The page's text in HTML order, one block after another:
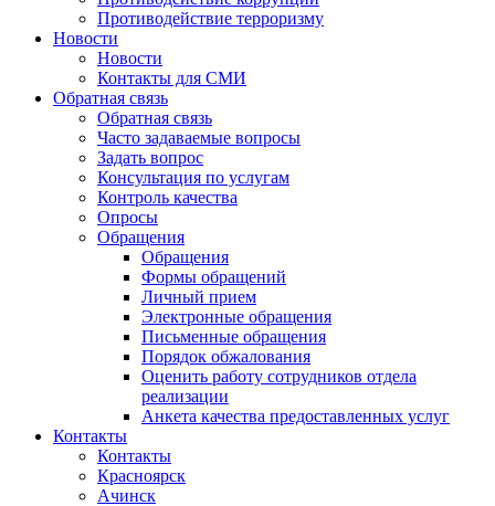
Противодействие терроризму
Новости
Новости
Контакты для СМИ
Обратная связь
Обратная связь
Часто задаваемые вопросы
Задать вопрос
Консультация по услугам
Контроль качества
Опросы
Обращения
Обращения
Формы обращений
Личный прием
Электронные обращения
Письменные обращения
Порядок обжалования
Оценить работу сотрудников отдела
реализации
Анкета качества предоставленных услуг
Контакты
Контакты
Красноярск
Ачинск